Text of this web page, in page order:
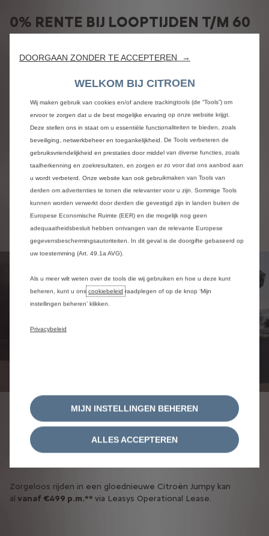
0% RENTE BIJ LOOPTIJDEN T/M 60
MAANDEN
Met Citroën Financial Lease rijd u als ondernemer in een
vooraf. U stelt zelf uw ideale bedrijfswagen samen en
BTW-teruggaaf. Aan het einde van de looptijd is de
bedrijfswagen volledig van u.
Kies nu voor een Elektrische Jumpy en betaal geen rente! Zo
rijd u al een Jumpyvanaf €245 per maand.
Ga naar Citroën Financial Lease
Leasys Operational Lease
VANAF €499 PER MAAND**
Zorgeloos rijden in een gloednieuwe Citroën Jumpy kan
al vanaf €499 p.m.** via Leasys Operational Lease.
DOORGAAN ZONDER TE ACCEPTEREN →
WELKOM BIJ CITROEN
Wij maken gebruik van cookies en/of andere trackingtools (de “Tools”) om
ervoor te zorgen dat u de best mogelijke ervaring op onze website krijgt.
Deze stellen ons in staat om u essentiële functionaliteiten te bieden, zoals
beveiliging, netwerkbeheer en toegankelijkheid. De Tools verbeteren de
gebruiksvriendelijkheid en prestaties door middel van diverse functies, zoals
taalherkenning en zoekresultaten, en zorgen er zo voor dat ons aanbod aan
u wordt verbeterd. Onze website kan ook gebruikmaken van Tools van
derden om advertenties te tonen die relevanter voor u zijn. Sommige Tools
kunnen worden verwerkt door derden die gevestigd zijn in landen buiten de
Europese Economische Ruimte (EER) en die mogelijk nog geen
adequaatheidsbesluit hebben ontvangen van de relevante Europese
gegevensbeschermingsautoriteiten. In dit geval is de doorgifte gebaseerd op
uw toestemming (Art. 49.1a AVG).
Als u meer wilt weten over de tools die wij gebruiken en hoe u deze kunt
beheren, kunt u ons cookiebeleid raadplegen of op de knop ‘Mijn
instellingen beheren’ klikken.
Privacybeleid
MIJN INSTELLINGEN BEHEREN
ALLES ACCEPTEREN